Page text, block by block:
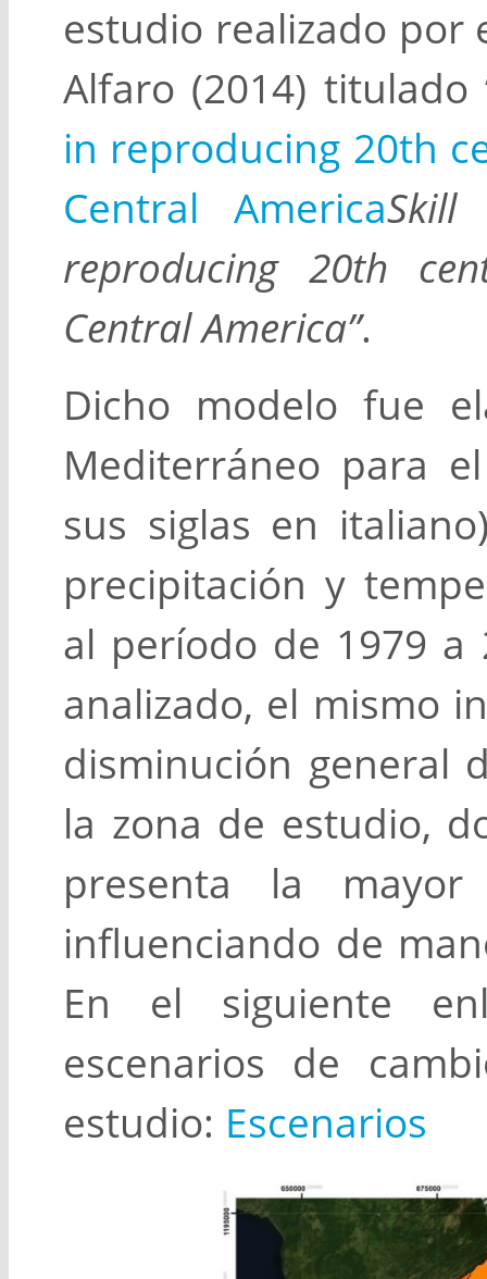
estudio realizado por
Alfaro (2014) titulado
in reproducing 20th
Central AmericaSkill
reproducing 20th
Central America”.
Dicho modelo fue
Mediterráneo para
sus siglas en
precipitación y
al período de 1979 a
analizado, el mismo
disminución general
la zona de estudio,
presenta la mayor
influenciando de
En el siguiente
escenarios de
estudio: Escenarios